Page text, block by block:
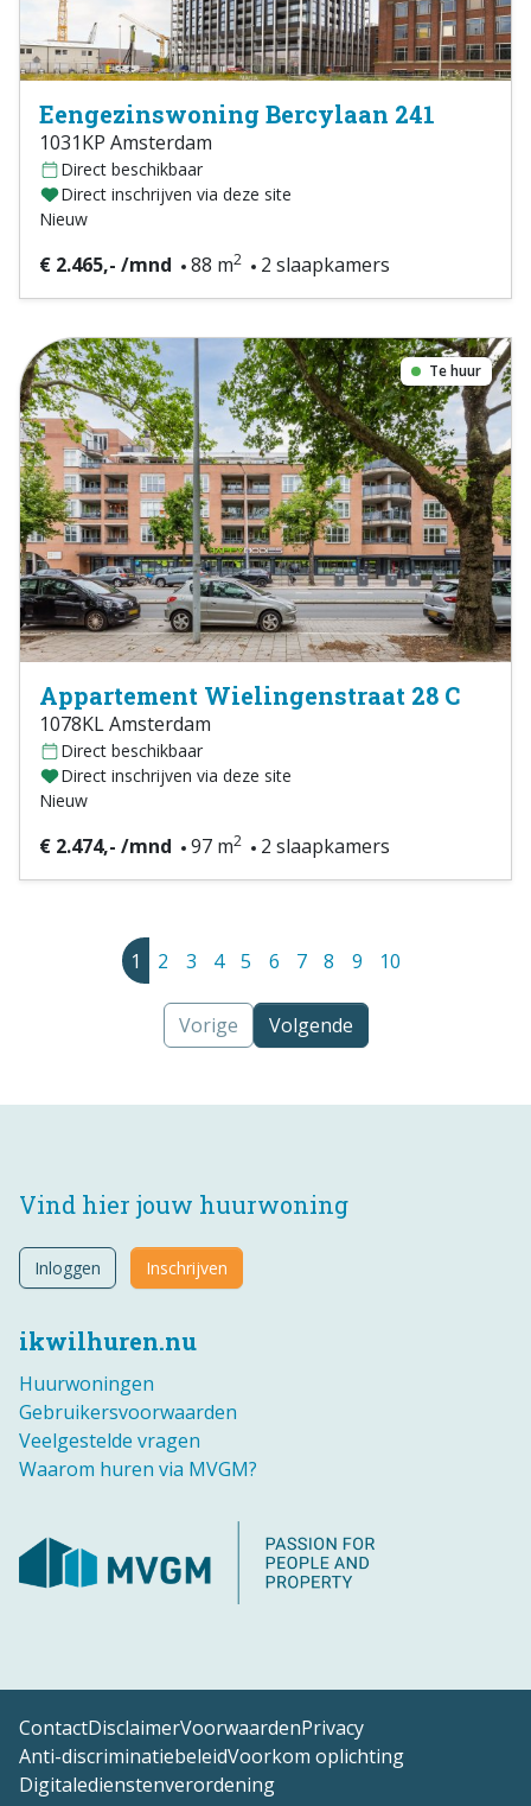
Eengezinswoning Bercylaan 241
1031KP Amsterdam
Direct beschikbaar
Direct inschrijven via deze site
Nieuw
€ 2.465,- /mnd 88 m2 2 slaapkamers
Te huur
Appartement Wielingenstraat 28 C
1078KL Amsterdam
Direct beschikbaar
Direct inschrijven via deze site
Nieuw
€ 2.474,- /mnd 97 m2 2 slaapkamers
1 2 3 4 5 6 7 8 9 10
Vorige Volgende
ikwilhuren.nu
Huurwoningen
Gebruikersvoorwaarden
Veelgestelde vragen
Waarom huren via MVGM?
Vind hier jouw huurwoning
Inloggen Inschrijven
ContactDisclaimerVoorwaardenPrivacy
Anti-discriminatiebeleidVoorkom oplichting
Digitaledienstenverordening